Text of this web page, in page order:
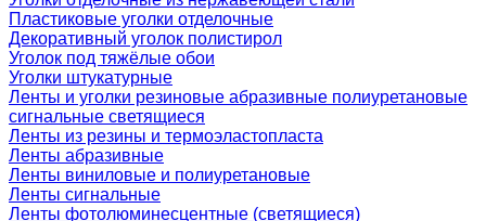
Пластиковые уголки отделочные
Декоративный уголок полистирол
Уголок под тяжёлые обои
Уголки штукатурные
Ленты и уголки резиновые абразивные полиуретановые
сигнальные светящиеся
Ленты из резины и термоэластопласта
Ленты абразивные
Ленты виниловые и полиуретановые
Ленты сигнальные
Ленты фотолюминесцентные (светящиеся)